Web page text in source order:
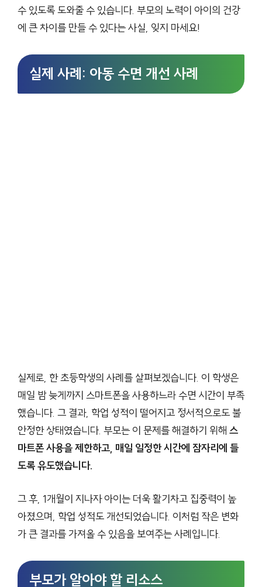
수 있도록 도와줄 수 있습니다. 부모의 노력이 아이의 건강
에 큰 차이를 만들 수 있다는 사실, 잊지 마세요!
실제 사례: 아동 수면 개선 사례
실제로, 한 초등학생의 사례를 살펴보겠습니다. 이 학생은
매일 밤 늦게까지 스마트폰을 사용하느라 수면 시간이 부족
했습니다. 그 결과, 학업 성적이 떨어지고 정서적으로도 불
안정한 상태였습니다. 부모는 이 문제를 해결하기 위해 스
마트폰 사용을 제한하고, 매일 일정한 시간에 잠자리에 들
도록 유도했습니다.
그 후, 1개월이 지나자 아이는 더욱 활기차고 집중력이 높
아졌으며, 학업 성적도 개선되었습니다. 이처럼 작은 변화
가 큰 결과를 가져올 수 있음을 보여주는 사례입니다.
부모가 알아야 할 리소스